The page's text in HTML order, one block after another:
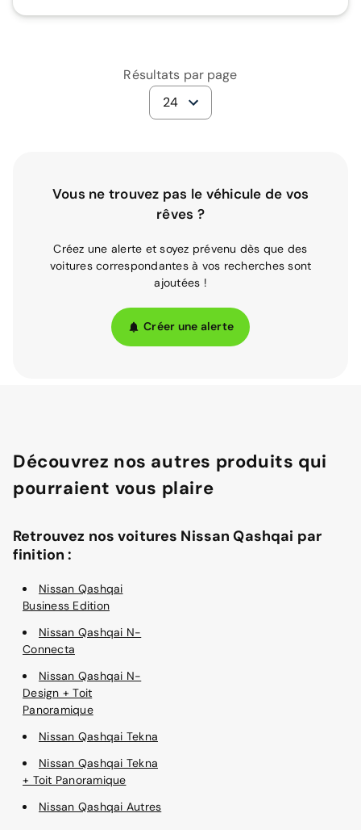
Résultats par page
24
Vous ne trouvez pas le véhicule de vos
rêves ?
Créez une alerte et soyez prévenu dès que des
voitures correspondantes à vos recherches sont
ajoutées !
Créer une alerte
Découvrez nos autres produits qui
pourraient vous plaire
Retrouvez nos voitures Nissan Qashqai par
finition :
Nissan Qashqai
Business Edition
Nissan Qashqai N-
Connecta
Nissan Qashqai N-
Design + Toit
Panoramique
Nissan Qashqai Tekna
Nissan Qashqai Tekna
+ Toit Panoramique
Nissan Qashqai Autres